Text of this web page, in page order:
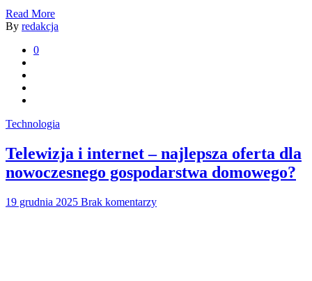
Read More
By redakcja
0
Technologia
Telewizja i internet – najlepsza oferta dla
nowoczesnego gospodarstwa domowego?
19 grudnia 2025 Brak komentarzy